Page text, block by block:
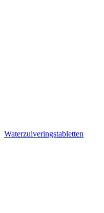
Waterzuiveringstabletten